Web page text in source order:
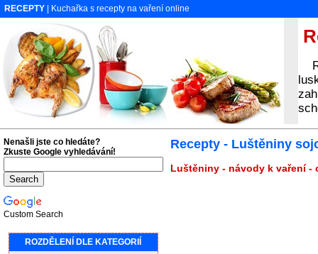
RECEPTY | Kuchařka s recepty na vaření online
Recepty - Luštěniny
Luštěniny - návody k vaření -
Nenašli jste co hledáte?
Zkuste Google vyhledávání!
Custom Search
ROZDĚLENÍ DLE KATEGORIÍ